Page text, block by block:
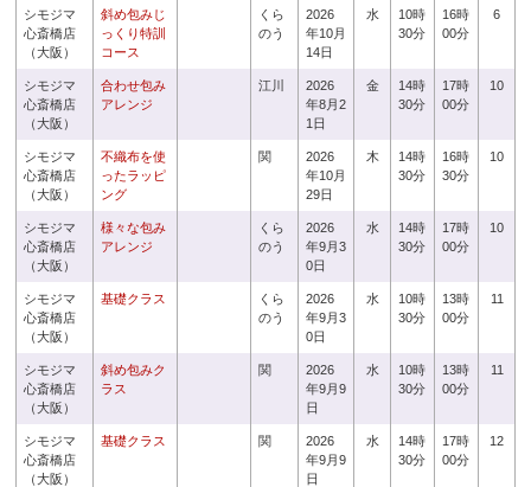
シモジマ
心斎橋店
（大阪）
斜め包みじ
っくり特訓
コース
くら
のう
2026
年10月
14日
水
10時
30分
16時
00分
6
シモジマ
心斎橋店
（大阪）
合わせ包み
アレンジ
江川
2026
年8月2
1日
金
14時
30分
17時
00分
10
シモジマ
心斎橋店
（大阪）
不織布を使
ったラッピ
ング
関
2026
年10月
29日
木
14時
30分
16時
30分
10
シモジマ
心斎橋店
（大阪）
様々な包み
アレンジ
くら
のう
2026
年9月3
0日
水
14時
30分
17時
00分
10
シモジマ
心斎橋店
（大阪）
基礎クラス
くら
のう
2026
年9月3
0日
水
10時
30分
13時
00分
11
シモジマ
心斎橋店
（大阪）
斜め包みク
ラス
関
2026
年9月9
日
水
10時
30分
13時
00分
11
シモジマ
心斎橋店
（大阪）
基礎クラス 関
2026
年9月9
日
水
14時
30分
17時
00分
12